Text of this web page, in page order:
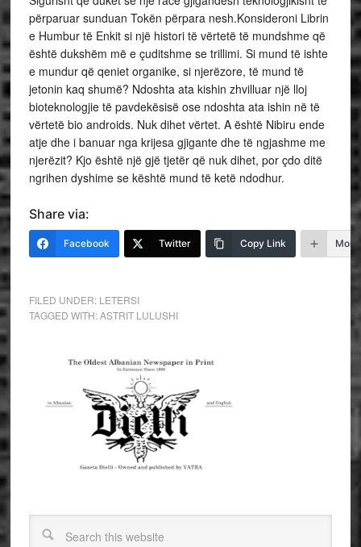
përparuar sunduan Tokën përpara nesh.Konsideroni Librin
e Humbur të Enkit si një histori të vërtetë të mundshme që
është dukshëm më e çuditshme se trillimi. Si mund të ishte
e mundur që qeniet organike, si njerëzore, të mund të
jetonin kaq shumë? Ndoshta ata kishin zhvilluar një lloj
bioteknologjie të pavdekësisë ose ndoshta ata ishin në të
vërtetë bio androids. Nuk dihet vërtet. A është Nibiru ende
atje dhe i banuar nga krijesa gjigante dhe të ngjashme me
njerëzit? Kjo është një gjë tjetër që nuk dihet, por çdo ditë
ngrihen dyshime se kështë mund të ketë ndodhur.
Share via:
Facebook Twitter Copy Link More
FILED UNDER: LETERSI
TAGGED WITH:ASTRIT LULUSHI